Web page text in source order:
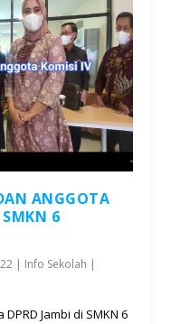
ANGGOTA
SMKN 6
| Info Sekolah |
Jambi di SMKN 6